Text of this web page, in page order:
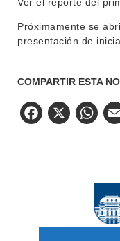
Próximamente se
presentación de
COMPARTIR ESTA
X